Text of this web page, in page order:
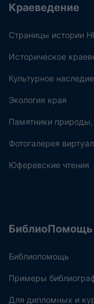
Краеведение
Страницы истории
Историческое
Культурное наследие
Экология края
Памятники
Фотогалерея
Юферевские чтения
БиблиоПомощь
Библиопомощь
Примеры
Для дипломных и